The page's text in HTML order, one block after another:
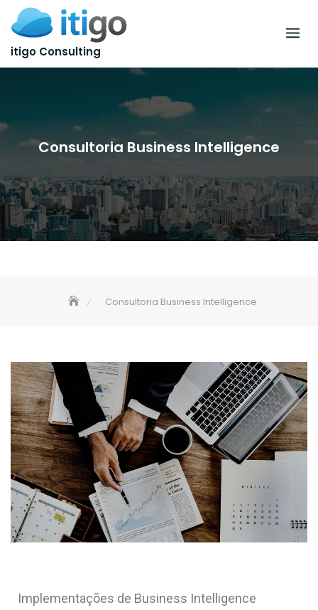
itigo Consulting
Consultoria Business Intelligence
Consultoria Business Intelligence
Implementações de Business Intelligence